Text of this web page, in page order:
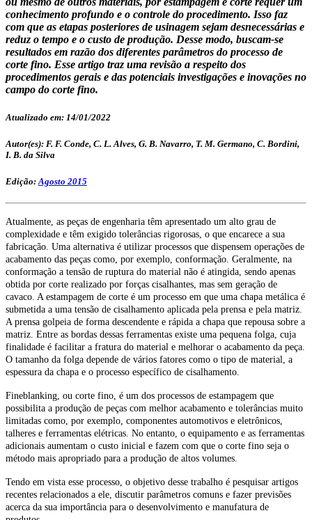
conhecimento profundo e o controle do procedimento. Isso faz
com que as etapas posteriores de usinagem sejam desnecessárias e
reduz o tempo e o custo de produção. Desse modo, buscam-se
resultados em razão dos diferentes parâmetros do processo de
corte fino. Esse artigo traz uma revisão a respeito dos
procedimentos gerais e das potenciais investigações e inovações no
campo do corte fino.
Atualizado em: 14/01/2022
Autor(es): F. F. Conde, C. L. Alves, G. B. Navarro, T. M. Germano, C. Bordini,
I. B. da Silva
Edição: Agosto 2015
Atualmente, as peças de engenharia têm apresentado um alto grau de
complexidade e têm exigido tolerâncias rigorosas, o que encarece a sua
fabricação. Uma alternativa é utilizar processos que dispensem operações de
acabamento das peças como, por exemplo, conformação. Geralmente, na
conformação a tensão de ruptura do material não é atingida, sendo apenas
obtida por corte realizado por forças cisalhantes, mas sem geração de
cavaco. A estampagem de corte é um processo em que uma chapa metálica é
submetida a uma tensão de cisalhamento aplicada pela prensa e pela matriz.
A prensa golpeia de forma descendente e rápida a chapa que repousa sobre a
matriz. Entre as bordas dessas ferramentas existe uma pequena folga, cuja
finalidade é facilitar a fratura do material e melhorar o acabamento da peça.
O tamanho da folga depende de vários fatores como o tipo de material, a
espessura da chapa e o processo específico de cisalhamento.
Fineblanking, ou corte fino, é um dos processos de estampagem que
possibilita a produção de peças com melhor acabamento e tolerâncias muito
limitadas como, por exemplo, componentes automotivos e eletrônicos,
talheres e ferramentas elétricas. No entanto, o equipamento e as ferramentas
adicionais aumentam o custo inicial e fazem com que o corte fino seja o
método mais apropriado para a produção de altos volumes.
Tendo em vista esse processo, o objetivo desse trabalho é pesquisar artigos
recentes relacionados a ele, discutir parâmetros comuns e fazer previsões
acerca da sua importância para o desenvolvimento e manufatura de